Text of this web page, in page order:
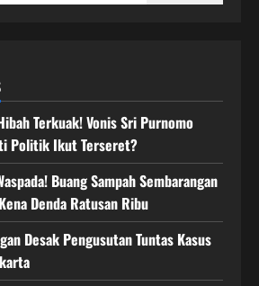
Terkuak! Vonis Sri Purnomo
Politik Ikut Terseret?
Buang Sampah Sembarangan
Denda Ratusan Ribu
Desak Pengusutan Tuntas Kasus